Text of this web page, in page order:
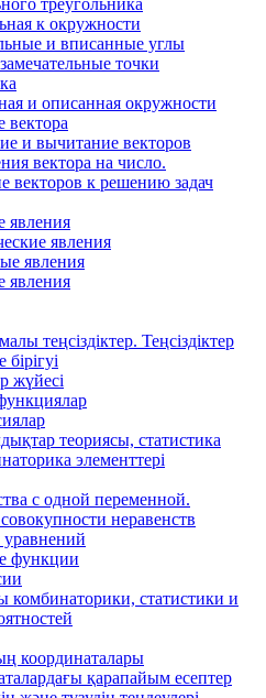
к окружности
и вписанные углы
точки
и описанная окружности
вектора
и вычитание векторов
вектора на число.
векторов к решению задач
явления
явления
явления
явления
теңсіздіктер. Теңсіздіктер
жүйесі
теориясы, статистика
элементтері
с одной переменной.
неравенств
функции
комбинаторики, статистики и
координаталары
қарапайым есептер